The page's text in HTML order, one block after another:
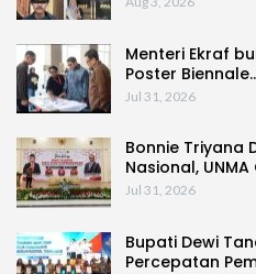
Menteri Ekraf
Poster
Jul 31, 2026
Bonnie Triyana
Nasional,
Jul 31, 2026
Bupati Dewi
Percepatan